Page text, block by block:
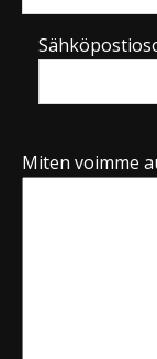
Miten voimme